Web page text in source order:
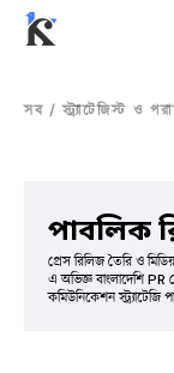
সব / স্ট্র্যাটেজিস্ট ও
পাবলিক
প্রেস রিলিজ তৈরি ও
এ অভিজ্ঞ বাংলাদেশি PR
কমিউনিকেশন স্ট্র্যাটেজি